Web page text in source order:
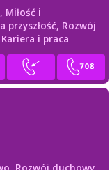
Miłość i
przyszłość, Rozwój
Kariera i praca
Rozwój duchowy,